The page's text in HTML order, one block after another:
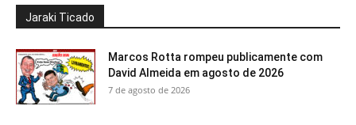
Jaraki Ticado
Marcos Rotta rompeu publicamente com
David Almeida em agosto de 2026
7 de agosto de 2026